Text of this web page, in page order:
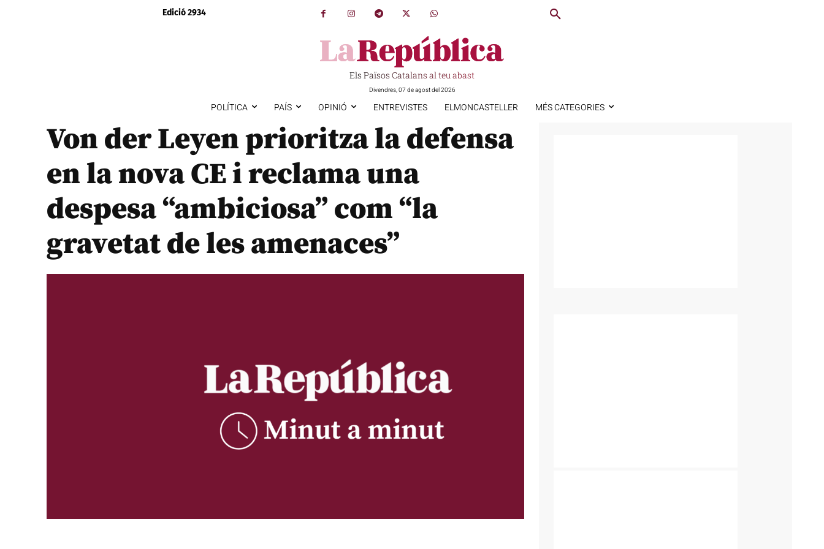
Edició 2934
Els Països Catalans al teu abast
Divendres, 07 de agost del 2026
POLÍTICA PAÍS OPINIÓ ENTREVISTES ELMONCASTELLER MÉS CATEGORIES
Von der Leyen prioritza la defensa
en la nova CE i reclama una
despesa “ambiciosa” com “la
gravetat de les amenaces”